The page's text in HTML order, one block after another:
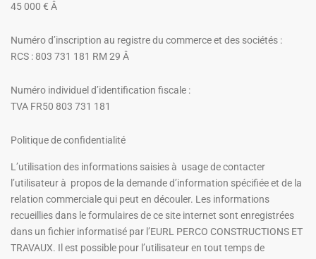
45 000 € Â
Numéro d’inscription au registre du commerce et des sociétés :
RCS : 803 731 181 RM 29 Â
Numéro individuel d’identification fiscale :
TVA FR50 803 731 181
Politique de confidentialité
L’utilisation des informations saisies à usage de contacter
l’utilisateur à propos de la demande d’information spécifiée et de la
relation commerciale qui peut en découler. Les informations
recueillies dans le formulaires de ce site internet sont enregistrées
dans un fichier informatisé par l’EURL PERCO CONSTRUCTIONS ET
TRAVAUX. Il est possible pour l’utilisateur en tout temps de